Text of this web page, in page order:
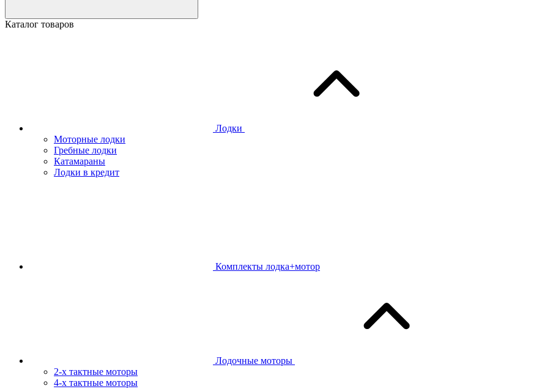
Каталог товаров
Лодки
Моторные лодки
Гребные лодки
Катамараны
Лодки в кредит
Комплекты лодка+мотор
Лодочные моторы
2-х тактные моторы
4-х тактные моторы